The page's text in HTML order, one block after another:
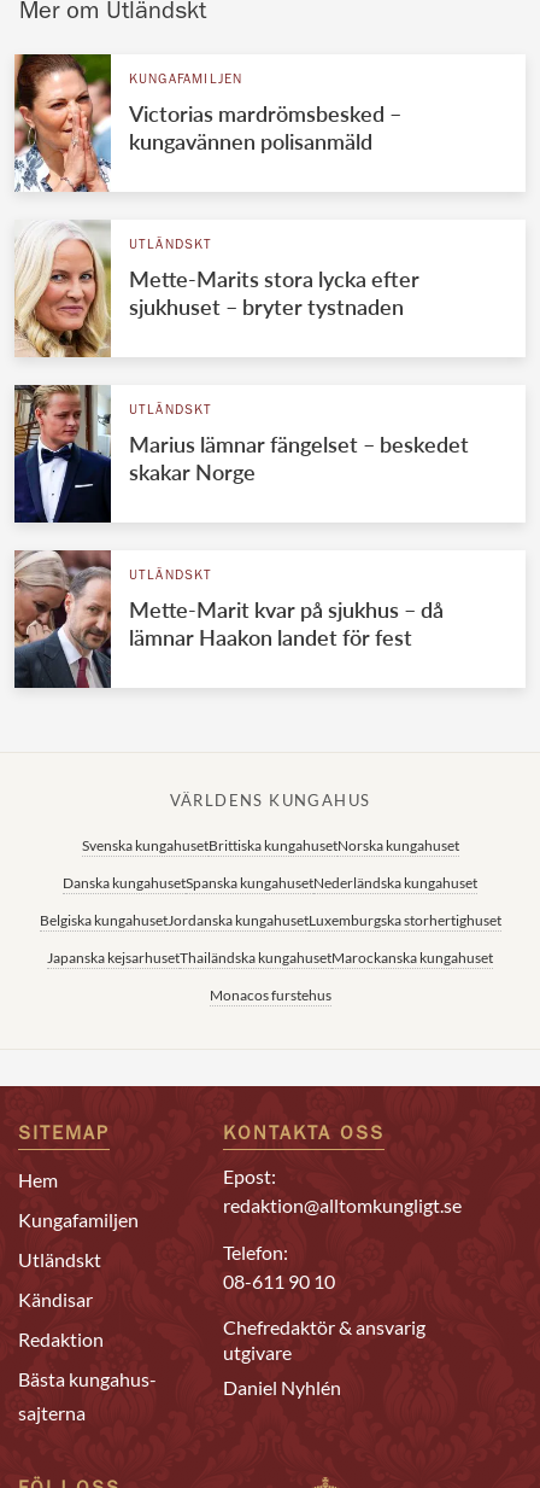
Mer om Utländskt
KUNGAFAMILJEN
Victorias mardrömsbesked –
kungavännen polisanmäld
UTLÄNDSKT
Mette-Marits stora lycka efter
sjukhuset – bryter tystnaden
UTLÄNDSKT
Marius lämnar fängelset – beskedet
skakar Norge
UTLÄNDSKT
Mette-Marit kvar på sjukhus – då
lämnar Haakon landet för fest
VÄRLDENS KUNGAHUS
Svenska kungahusetBrittiska kungahusetNorska kungahuset
Danska kungahusetSpanska kungahusetNederländska kungahuset
Belgiska kungahusetJordanska kungahusetLuxemburgska storhertighuset
Japanska kejsarhusetThailändska kungahusetMarockanska kungahuset
Monacos furstehus
SITEMAP
Hem
Kungafamiljen
Utländskt
Kändisar
Redaktion
Bästa kungahus-
sajterna
KONTAKTA OSS
Epost:
redaktion@alltomkungligt.se
Telefon:
08-611 90 10
Chefredaktör & ansvarig
utgivare
Daniel Nyhlén